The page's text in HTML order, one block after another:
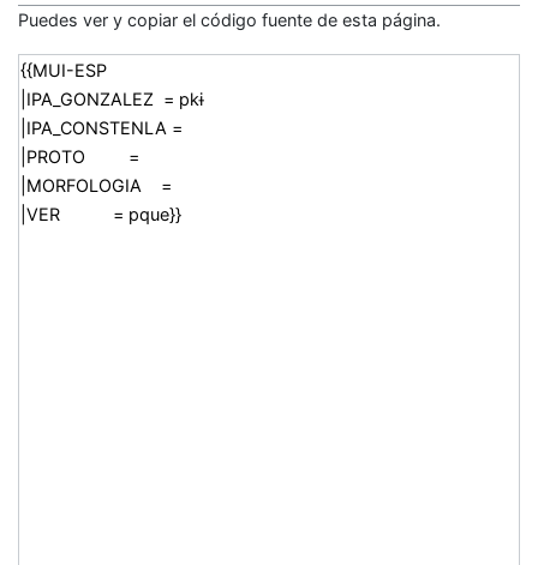
Puedes ver y copiar el código fuente de esta página.